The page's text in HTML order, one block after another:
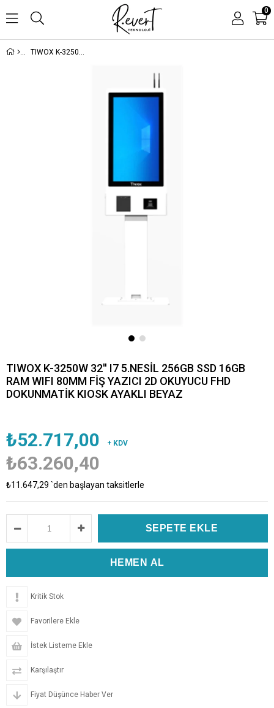
0
TIWOX K-3250W 32'' I7 5.NESİL 256GB SSD 16GB RAM WIFI 80MM FİŞ YAZICI 2D OKUYUCU FHD DOKUNMATİK KIOSK AYAKLI BEYAZ
TIWOX K-3250W 32'' I7 5.NESİL 256GB SSD 16GB
RAM WIFI 80MM FİŞ YAZICI 2D OKUYUCU FHD
DOKUNMATİK KIOSK AYAKLI BEYAZ
₺52.717,00 + KDV
₺63.260,40
₺11.647,29 `den başlayan taksitlerle
Kritik Stok
Favorilere Ekle
İstek Listeme Ekle
Karşılaştır
Fiyat Düşünce Haber Ver